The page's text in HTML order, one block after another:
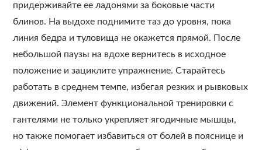
придерживайте ее ладонями за боковые части
блинов. На выдохе поднимите таз до уровня, пока
линия бедра и туловища не окажется прямой. После
небольшой паузы на вдохе вернитесь в исходное
положение и зациклите упражнение. Старайтесь
работать в среднем темпе, избегая резких и рывковых
движений. Элемент функциональной тренировки с
гантелями не только укрепляет ягодичные мышцы,
но также помогает избавиться от болей в пояснице и